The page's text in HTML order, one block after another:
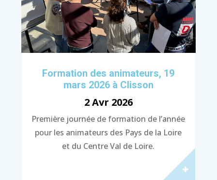
Formation des animateurs, 19
mars 2026 à Clisson
2 Avr 2026
Première journée de formation de l’année
pour les animateurs des Pays de la Loire
et du Centre Val de Loire.